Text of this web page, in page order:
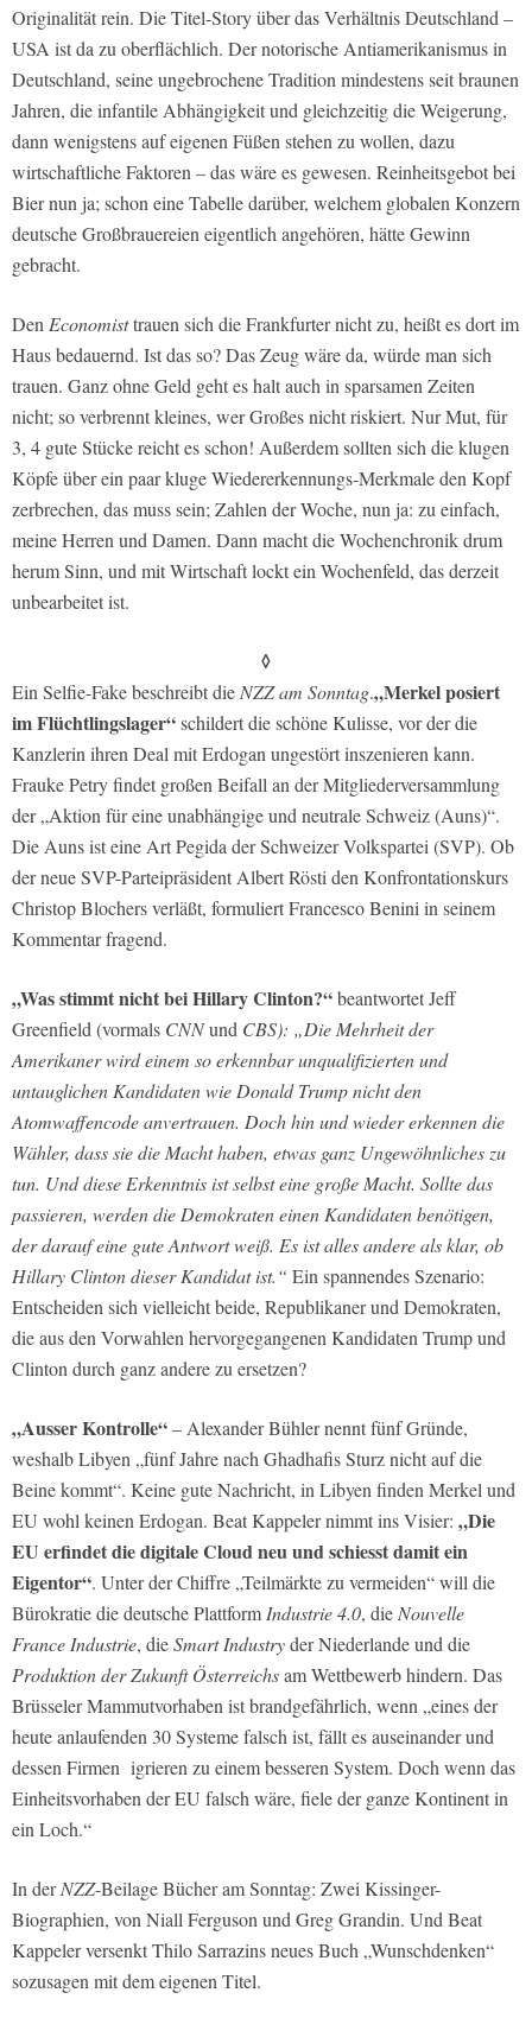
Originalität rein. Die Titel-Story über das Verhältnis Deutschland –
USA ist da zu oberflächlich. Der notorische Antiamerikanismus in
Deutschland, seine ungebrochene Tradition mindestens seit braunen
Jahren, die infantile Abhängigkeit und gleichzeitig die Weigerung,
dann wenigstens auf eigenen Füßen stehen zu wollen, dazu
wirtschaftliche Faktoren – das wäre es gewesen. Reinheitsgebot bei
Bier nun ja; schon eine Tabelle darüber, welchem globalen Konzern
deutsche Großbrauereien eigentlich angehören, hätte Gewinn
gebracht.
Den Economisttrauen sich die Frankfurter nicht zu, heißt es dort im
Haus bedauernd. Ist das so? Das Zeug wäre da, würde man sich
trauen. Ganz ohne Geld geht es halt auch in sparsamen Zeiten
nicht; so verbrennt kleines, wer Großes nicht riskiert. Nur Mut, für
3, 4 gute Stücke reicht es schon! Außerdem sollten sich die klugen
Köpfe über ein paar kluge Wiedererkennungs-Merkmale den Kopf
zerbrechen, das muss sein; Zahlen der Woche, nun ja: zu einfach,
meine Herren und Damen. Dann macht die Wochenchronik drum
herum Sinn, und mit Wirtschaft lockt ein Wochenfeld, das derzeit
unbearbeitet ist.
◊
Ein Selfie-Fake beschreibt die NZZ am Sonntag.„Merkel posiert
im Flüchtlingslager“schildert die schöne Kulisse, vor der die
Kanzlerin ihren Deal mit Erdogan ungestört inszenieren kann.
Frauke Petry findet großen Beifall an der Mitgliederversammlung
der „Aktion für eine unabhängige und neutrale Schweiz (Auns)“.
Die Auns ist eine Art Pegida der Schweizer Volkspartei (SVP). Ob
der neue SVP-Parteipräsident Albert Rösti den Konfrontationskurs
Christop Blochers verläßt, formuliert Francesco Benini in seinem
Kommentar fragend.
„Was stimmt nicht bei Hillary Clinton?“beantwortet Jeff
Greenfield (vormals CNNund CBS): „Die Mehrheit der
Amerikaner wird einem so erkennbar unqualifizierten und
untauglichen Kandidaten wie Donald Trump nicht den
Atomwaffencode anvertrauen. Doch hin und wieder erkennen die
Wähler, dass sie die Macht haben, etwas ganz Ungewöhnliches zu
tun. Und diese Erkenntnis ist selbst eine große Macht. Sollte das
passieren, werden die Demokraten einen Kandidaten benötigen,
der darauf eine gute Antwort weiß. Es ist alles andere als klar, ob
Hillary Clinton dieser Kandidat ist.“ Ein spannendes Szenario:
Entscheiden sich vielleicht beide, Republikaner und Demokraten,
die aus den Vorwahlen hervorgegangenen Kandidaten Trump und
Clinton durch ganz andere zu ersetzen?
„Ausser Kontrolle“– Alexander Bühler nennt fünf Gründe,
weshalb Libyen „fünf Jahre nach Ghadhafis Sturz nicht auf die
Beine kommt“. Keine gute Nachricht, in Libyen finden Merkel und
EU wohl keinen Erdogan. Beat Kappeler nimmt ins Visier: „Die
EU erfindet die digitale Cloud neu und schiesst damit ein
Eigentor“. Unter der Chiffre „Teilmärkte zu vermeiden“ will die
Bürokratie die deutsche Plattform Industrie 4.0, die Nouvelle
France Industrie, dieSmart Industryder Niederlande und die
Produktion der Zukunft Österreichsam Wettbewerb hindern. Das
Brüsseler Mammutvorhaben ist brandgefährlich, wenn „eines der
heute anlaufenden 30 Systeme falsch ist, fällt es auseinander und
dessen Firmen igrieren zu einem besseren System. Doch wenn das
Einheitsvorhaben der EU falsch wäre, fiele der ganze Kontinent in
ein Loch.“
In derNZZ-Beilage Bücher am Sonntag: Zwei Kissinger-
Biographien, von Niall Ferguson und Greg Grandin. Und Beat
Kappeler versenkt Thilo Sarrazins neues Buch „Wunschdenken“
sozusagen mit dem eigenen Titel.